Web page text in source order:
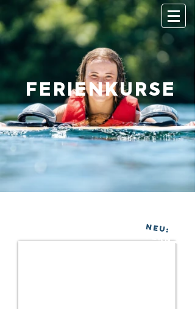
FERIENKURSE
NEU:
OSTERN &
HERBST